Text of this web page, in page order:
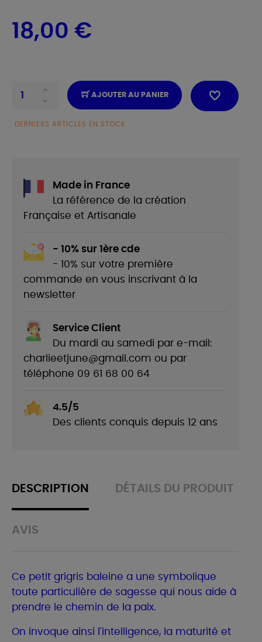
18,00 €
AJOUTER AU PANIER
DERNIERS ARTICLES EN STOCK
Made in France
La référence de la création
Française et Artisanale
- 10% sur 1ère cde
- 10% sur votre première
commande en vous inscrivant à la
newsletter
Service Client
Du mardi au samedi par e-mail:
charlieetjune@gmail.com ou par
téléphone 09 61 68 00 64
4.5/5
Des clients conquis depuis 12 ans
DESCRIPTION DÉTAILS DU PRODUIT
AVIS
Ce petit grigris baleine a une symbolique
toute particulière de sagesse qui nous aide à
prendre le chemin de la paix.
On invoque ainsi l'intelligence, la maturité et